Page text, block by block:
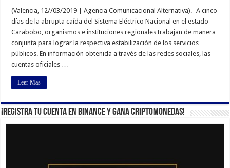
(Valencia, 12//03/2019 | Agencia Comunicacional Alternativa).- A cinco
días de la abrupta caída del Sistema Eléctrico Nacional en el estado
Carabobo, organismos e instituciones regionales trabajan de manera
conjunta para lograr la respectiva estabilización de los servicios
públicos. En información obtenida a través de las redes sociales, las
cuentas oficiales …
Leer Mas
¡Registra tu cuenta en Binance y gana criptomonedas!